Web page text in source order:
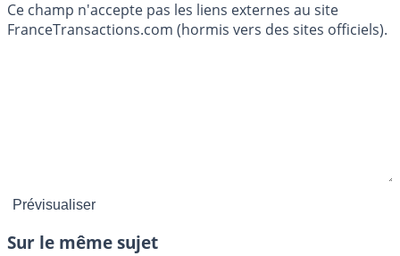
Ce champ n'accepte pas les liens externes au site
FranceTransactions.com (hormis vers des sites officiels).